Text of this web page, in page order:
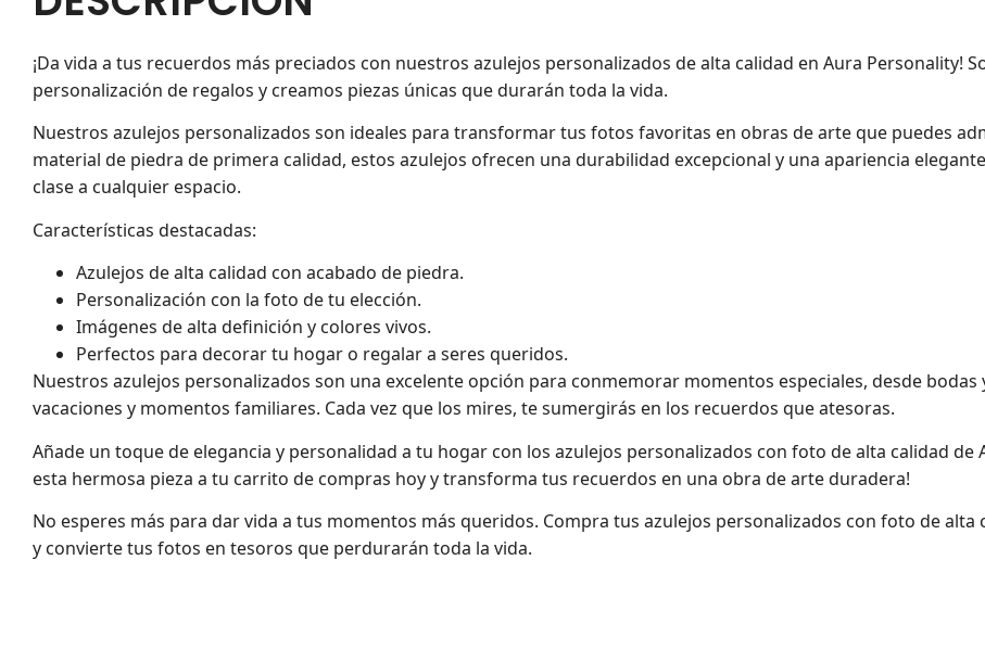
¡Da vida a tus recuerdos más preciados con nuestros azulejos personalizados de alta calidad en Aura Personality!
personalización de regalos y creamos piezas únicas que durarán toda la vida.
Nuestros azulejos personalizados son ideales para transformar tus fotos favoritas en obras de arte que puedes
material de piedra de primera calidad, estos azulejos ofrecen una durabilidad excepcional y una apariencia
clase a cualquier espacio.
Características destacadas:
Azulejos de alta calidad con acabado de piedra.
Personalización con la foto de tu elección.
Imágenes de alta definición y colores vivos.
Perfectos para decorar tu hogar o regalar a seres queridos.
Nuestros azulejos personalizados son una excelente opción para conmemorar momentos especiales, desde bodas
vacaciones y momentos familiares. Cada vez que los mires, te sumergirás en los recuerdos que atesoras.
Añade un toque de elegancia y personalidad a tu hogar con los azulejos personalizados con foto de alta calidad de
esta hermosa pieza a tu carrito de compras hoy y transforma tus recuerdos en una obra de arte duradera!
No esperes más para dar vida a tus momentos más queridos. Compra tus azulejos personalizados con foto de alta
y convierte tus fotos en tesoros que perdurarán toda la vida.